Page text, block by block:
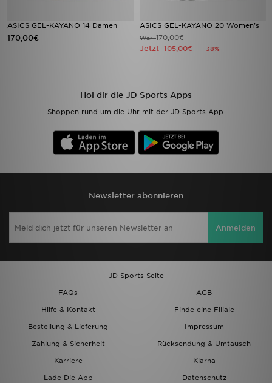
ASICS GEL-KAYANO 14 Damen
170,00€
ASICS GEL-KAYANO 20 Women's
War170,00€
Jetzt 105,00€ - 38%
Hol dir die JD Sports Apps
Shoppen rund um die Uhr mit der JD Sports App.
Newsletter abonnieren
Anmelden
JD Sports Seite
FAQs
AGB
Hilfe & Kontakt
Finde eine Filiale
Bestellung & Lieferung
Impressum
Zahlung & Sicherheit
Rücksendung & Umtausch
Karriere
Klarna
Lade Die App
Datenschutz